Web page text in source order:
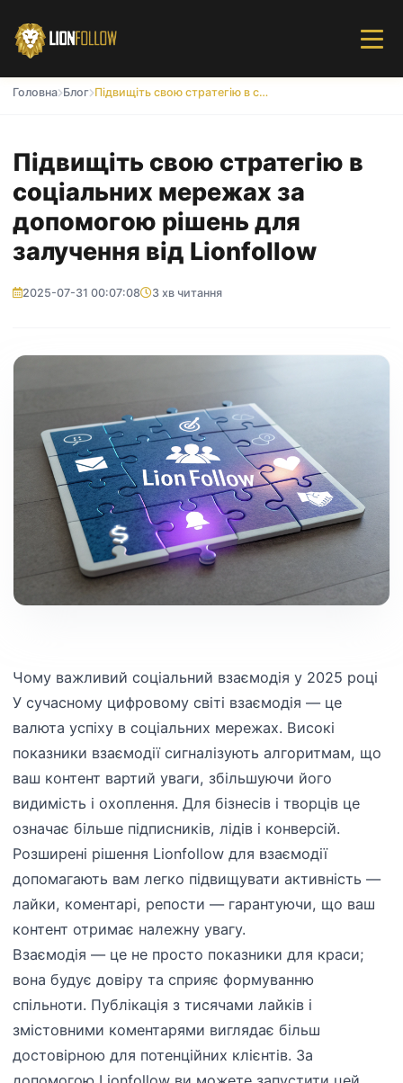
Головна Блог Підвищіть свою стратегію в соціальних мережах за допомогою рішень для залучення від Lionfollow
Підвищіть свою стратегію в
соціальних мережах за
допомогою рішень для
залучення від Lionfollow
2025-07-31 00:07:08 3 хв читання
Чому важливий соціальний взаємодія у 2025 році
У сучасному цифровому світі взаємодія — це
валюта успіху в соціальних мережах. Високі
показники взаємодії сигналізують алгоритмам, що
ваш контент вартий уваги, збільшуючи його
видимість і охоплення. Для бізнесів і творців це
означає більше підписників, лідів і конверсій.
Розширені рішення Lionfollow для взаємодії
допомагають вам легко підвищувати активність —
лайки, коментарі, репости — гарантуючи, що ваш
контент отримає належну увагу.
Взаємодія — це не просто показники для краси;
вона будує довіру та сприяє формуванню
спільноти. Публікація з тисячами лайків і
змістовними коментарями виглядає більш
достовірною для потенційних клієнтів. За